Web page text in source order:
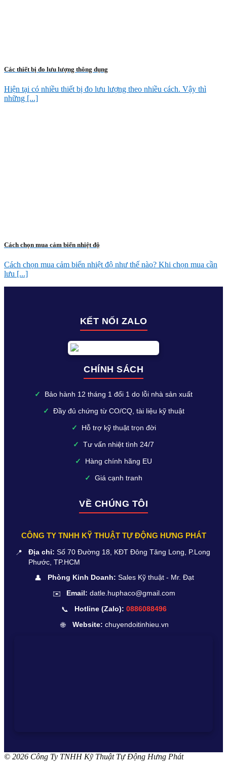
Các thiết bị đo lưu lượng thông dụng
Hiện tại có nhiều thiết bị đo lưu lượng theo nhiều cách. Vậy thì
những [...]
Cách chọn mua cảm biến nhiệt độ
Cách chọn mua cảm biến nhiệt độ như thế nào? Khi chọn mua cần
lưu [...]
KẾT NỐI ZALO
CHÍNH SÁCH
✓ Bảo hành 12 tháng 1 đổi 1 do lỗi nhà sản xuất
✓ Đầy đủ chứng từ CO/CQ, tài liệu kỹ thuật
✓ Hỗ trợ kỹ thuật trọn đời
✓ Tư vấn nhiệt tình 24/7
✓ Hàng chính hãng EU
✓ Giá cạnh tranh
VỀ CHÚNG TÔI
CÔNG TY TNHH KỸ THUẬT TỰ ĐỘNG HƯNG PHÁT
📍 Địa chỉ: Số 70 Đường 18, KĐT Đông Tăng Long, P.Long
Phước, TP.HCM
👤 Phòng Kinh Doanh: Sales Kỹ thuật - Mr. Đạt
✉️ Email: datle.huphaco@gmail.com
📞 Hotline (Zalo): 0886088496
🌐 Website: chuyendoitinhieu.vn
© 2026 Công Ty TNHH Kỹ Thuật Tự Động Hưng Phát